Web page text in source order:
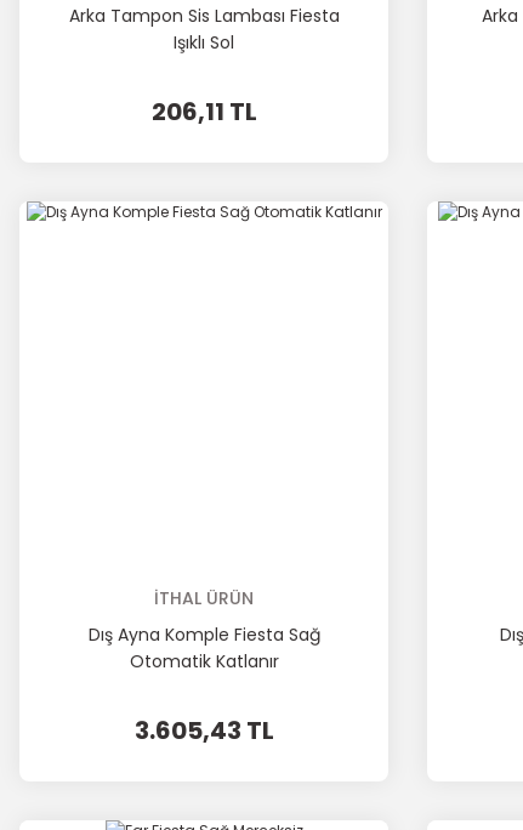
Arka Tampon Sis Lambası Fiesta
Işıklı Sol
206,11 TL
İTHAL ÜRÜN
Dış Ayna Komple Fiesta Sağ
Otomatik Katlanır
3.605,43 TL